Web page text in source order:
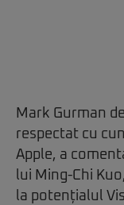
Mark Gurman
respectat cu
Apple, a
lui Ming-Chi
la potențialul